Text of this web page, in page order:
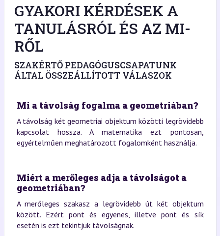
GYAKORI KÉRDÉSEK A
TANULÁSRÓL ÉS AZ MI-
RŐL
SZAKÉRTŐ PEDAGÓGUSCSAPATUNK
ÁLTAL ÖSSZEÁLLÍTOTT VÁLASZOK
Mi a távolság fogalma a geometriában?
A távolság két geometriai objektum közötti legrövidebb
kapcsolat hossza. A matematika ezt pontosan,
egyértelműen meghatározott fogalomként használja.
Miért a merőleges adja a távolságot a
geometriában?
A merőleges szakasz a legrövidebb út két objektum
között. Ezért pont és egyenes, illetve pont és sík
esetén is ezt tekintjük távolságnak.